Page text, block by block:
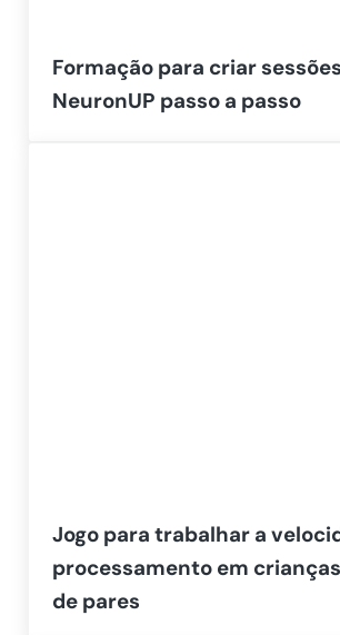
Formação para criar
NeuronUP passo a passo
Jogo para trabalhar a
processamento em
de pares